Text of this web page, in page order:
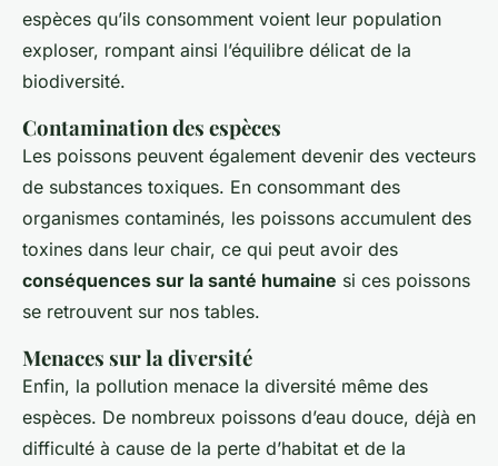
espèces qu’ils consomment voient leur population
exploser, rompant ainsi l’équilibre délicat de la
biodiversité.
Contamination des espèces
Les poissons peuvent également devenir des vecteurs
de substances toxiques. En consommant des
organismes contaminés, les poissons accumulent des
toxines dans leur chair, ce qui peut avoir des
conséquences sur la santé humaine si ces poissons
se retrouvent sur nos tables.
Menaces sur la diversité
Enfin, la pollution menace la diversité même des
espèces. De nombreux poissons d’eau douce, déjà en
difficulté à cause de la perte d’habitat et de la